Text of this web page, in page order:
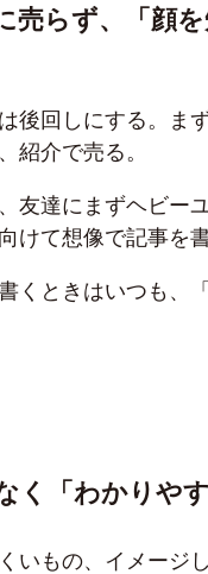
売らず、「顔
後回しにする。ま
紹介で売る。
友達にまずヘビー
けて想像で記事を書
くときはいつも、
く「わかりや
いもの、イメージ